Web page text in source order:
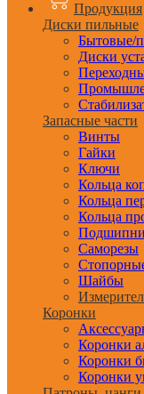
Продукция
Диски пильные
Бытовые/
Диски
Запасные части
Винты
Гайки
Ключи
Кольца
Кольца
Кольца
Саморезы
Шайбы
Коронки
Коронки
Коронки
Коронки